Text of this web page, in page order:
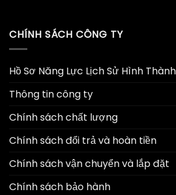
CHÍNH SÁCH CÔNG TY
Hồ Sơ Năng Lực Lịch Sử Hình
Thông tin công ty
Chính sách chất lượng
Chính sách đổi trả và hoàn tiền
Chính sách vận chuyển và lắp đặt
Chính sách bảo hành